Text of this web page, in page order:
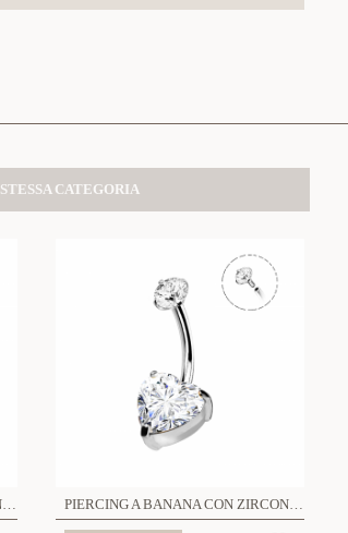
STESSA CATEGORIA
PIERCING A BANANA CON ZIRCONIA TONDO - JQ720B119 PIERCING A BANANA CON ZIRCONIA CUORE - JQ720B120